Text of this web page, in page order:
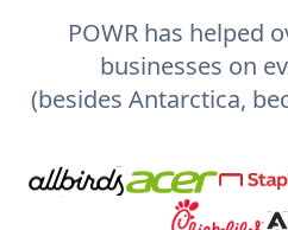
POWR has helped
businesses on
(besides Antarctica,